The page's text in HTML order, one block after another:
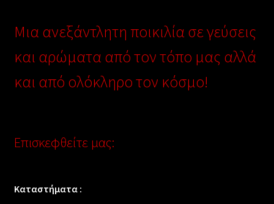
Μια ανεξάντλητη ποικιλία σε γεύσεις
και αρώματα από τον τόπο μας αλλά
και από ολόκληρο τον κόσμο!
Επισκεφθείτε μας:
Καταστήματα :